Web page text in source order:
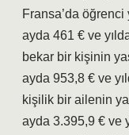
Fransa’da
ayda 461 € ve
bekar bir kişinin
ayda 953,8 € ve
kişilik bir ailenin
ayda 3.395,9 € ve